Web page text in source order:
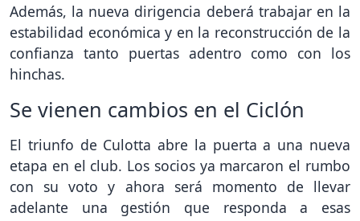
Además, la nueva dirigencia deberá trabajar en la
estabilidad económica y en la reconstrucción de la
confianza tanto puertas adentro como con los
hinchas.
Se vienen cambios en el Ciclón
El triunfo de Culotta abre la puerta a una nueva
etapa en el club. Los socios ya marcaron el rumbo
con su voto y ahora será momento de llevar
adelante una gestión que responda a esas